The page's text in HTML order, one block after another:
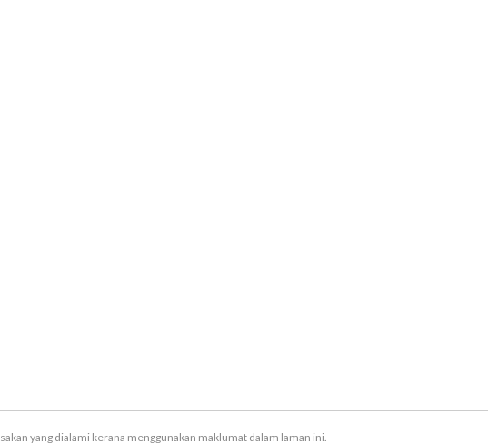
yang dialami kerana menggunakan maklumat dalam laman ini.